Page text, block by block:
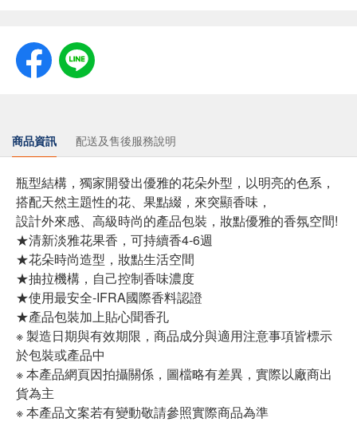
商品資訊 配送及售後服務說明
瓶型結構，獨家開發出優雅的花朵外型，以明亮的色系，
搭配天然主題性的花、果點綴，來突顯香味，
設計外來感、高級時尚的產品包裝，妝點優雅的香氛空間!
★清新淡雅花果香，可持續香4-6週
★花朵時尚造型，妝點生活空間
★抽拉機構，自己控制香味濃度
★使用最安全-IFRA國際香料認證
★產品包裝加上貼心聞香孔
※ 製造日期與有效期限，商品成分與適用注意事項皆標示
於包裝或產品中
※ 本產品網頁因拍攝關係，圖檔略有差異，實際以廠商出
貨為主
※ 本產品文案若有變動敬請參照實際商品為準